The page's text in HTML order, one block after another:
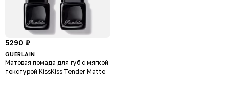
5290 ₽
GUERLAIN
Матовая помада для губ с мягкой
текстурой KissKiss Tender Matte